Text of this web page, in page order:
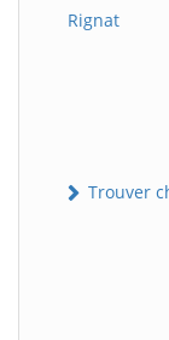
Rignat
Trouver